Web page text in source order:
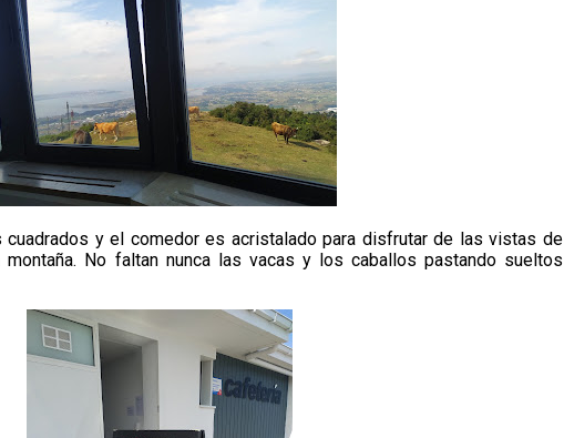
cuadrados y el comedor es acristalado para disfrutar de las vistas de
No faltan nunca las vacas y los caballos pastando sueltos